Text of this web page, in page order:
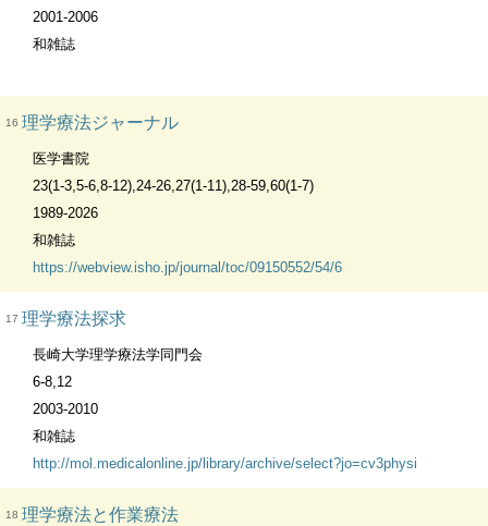
2001-2006
和雑誌
16 理学療法ジャーナル
医学書院
23(1-3,5-6,8-12),24-26,27(1-11),28-59,60(1-7)
1989-2026
和雑誌
https://webview.isho.jp/journal/toc/09150552/54/6
17 理学療法探求
長崎大学理学療法学同門会
6-8,12
2003-2010
和雑誌
http://mol.medicalonline.jp/library/archive/select?jo=cv3physi
18 理学療法と作業療法